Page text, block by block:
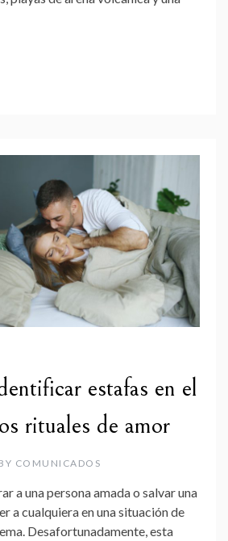
estafas en el
rituales de amor
COMUNICADOS
a una persona amada o salvar una
a cualquiera en una situación de
Desafortunadamente, esta